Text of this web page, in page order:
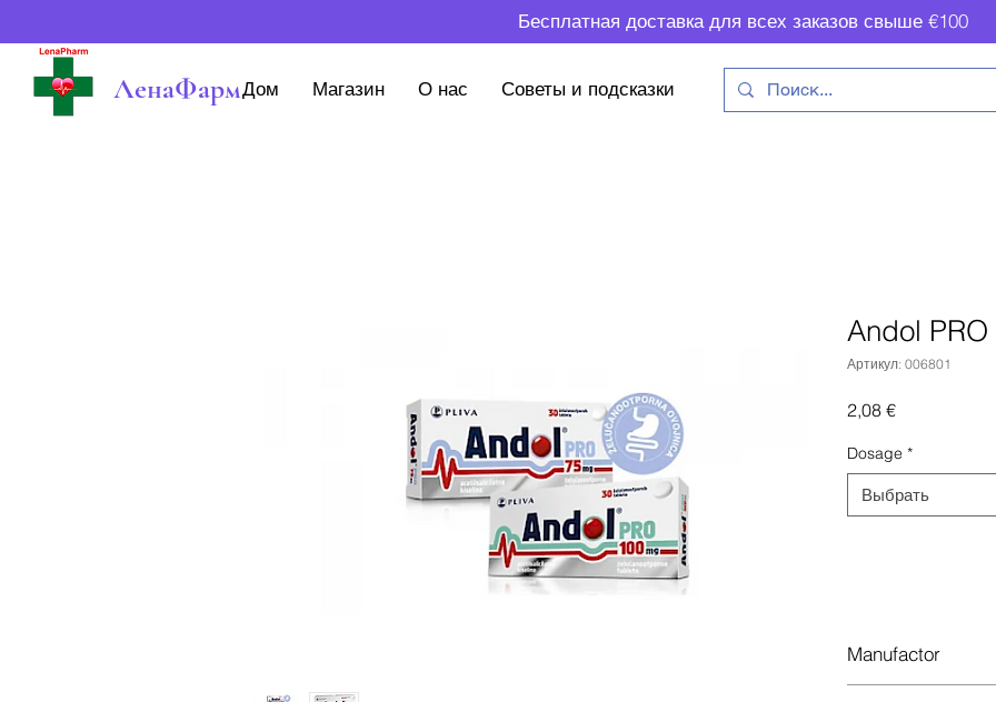
Бесплатная доставка для всех заказов свыше €100
ЛенаФармДом Магазин О нас Советы и подсказки
Andol
Артикул: 006801
2,08 €Цена
Dosage *
Выбрать
Manufactor